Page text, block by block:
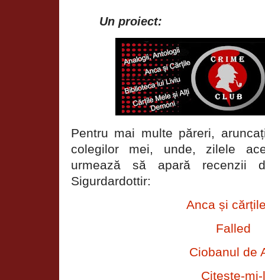
Un proiect:
Pentru mai multe păreri,
colegilor mei, unde, zilele
urmează să apară recenzii
Sigurdardottir:
Anca și
Falled
Ciobanul de
Citește-